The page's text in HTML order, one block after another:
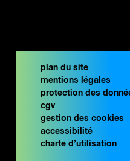
plan du site
mentions légales
protection des
cgv
gestion des cookies
accessibilité
charte d’utilisation